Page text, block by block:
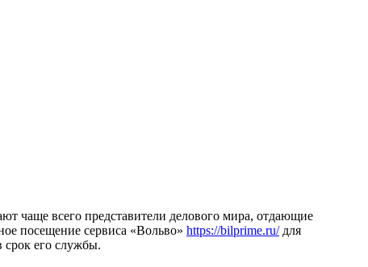
чаще всего представители делового мира, отдающие
посещение сервиса «Вольво» https://bilprime.ru/для
срок его службы.